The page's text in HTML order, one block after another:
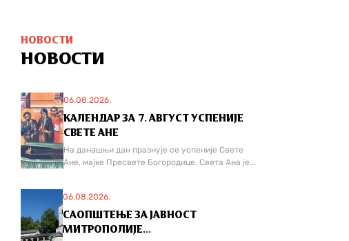
НОВОСТИ
НОВОСТИ
06.08.2026.
КАЛЕНДАР ЗА 7. АВГУСТ УСПЕНИЈЕ
СВЕТЕ АНЕ
На данашњи дан празнује се успеније Свете
Ане, мајке Пресвете Богородице. Света Ана је...
06.08.2026.
САОПШТЕЊЕ ЗА ЈАВНОСТ
МИТРОПОЛИЈЕ...